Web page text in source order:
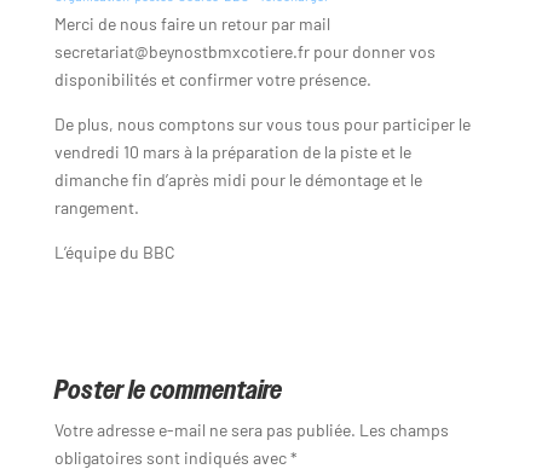
Merci de nous faire un retour par mail
secretariat@beynostbmxcotiere.fr pour donner vos
disponibilités et confirmer votre présence.
De plus, nous comptons sur vous tous pour participer le
vendredi 10 mars à la préparation de la piste et le
dimanche fin d’après midi pour le démontage et le
rangement.
L’équipe du BBC
Poster le commentaire
Votre adresse e-mail ne sera pas publiée. Les champs
obligatoires sont indiqués avec*